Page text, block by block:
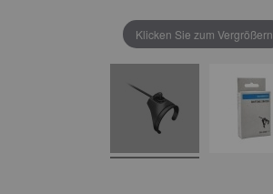
Klicken Sie zum Vergrößern